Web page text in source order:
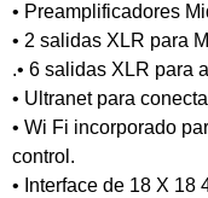
• Preamplificadores
• 2 salidas XLR para
.• 6 salidas XLR para
• Ultranet para
• Wi Fi incorporado
control.
• Interface de 18 X 18